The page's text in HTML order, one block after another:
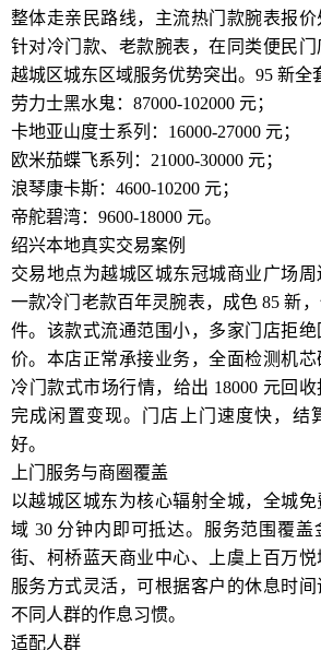
整体走亲民路线，主流热门款腕表报价
针对冷门款、老款腕表，在同类便民门
越城区城东区域服务优势突出。95 新全
劳力士黑水鬼：87000-102000 元；
卡地亚山度士系列：16000-27000 元；
欧米茄蝶飞系列：21000-30000 元；
浪琴康卡斯：4600-10200 元；
帝舵碧湾：9600-18000 元。
绍兴本地真实交易案例
交易地点为越城区城东冠城商业广场
一款冷门老款百年灵腕表，成色 85 新
件。该款式流通范围小，多家门店拒
价。本店正常承接业务，全面检测机
冷门款式市场行情，给出 18000 元回
完成闲置变现。门店上门速度快，结
好。
上门服务与商圈覆盖
以越城区城东为核心辐射全城，全城
域 30 分钟内即可抵达。服务范围覆盖
街、柯桥蓝天商业中心、上虞上百万悦
服务方式灵活，可根据客户的休息时
不同人群的作息习惯。
适配人群